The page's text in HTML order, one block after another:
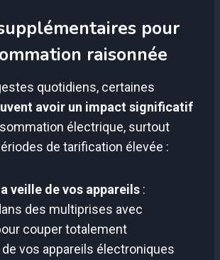
pour
raisonnée
quotidiens, certaines
avoir un impact significatif
électrique, surtout
de tarification élevée :
veille de vos appareils :
des multiprises avec
couper totalement
de vos appareils électroniques